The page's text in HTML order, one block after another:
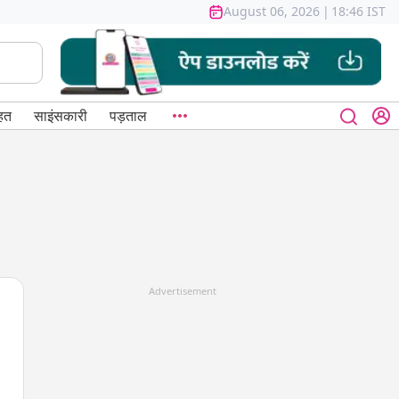
August 06, 2026 | 18:46 IST
साइंसकारी पड़ताल
Advertisement